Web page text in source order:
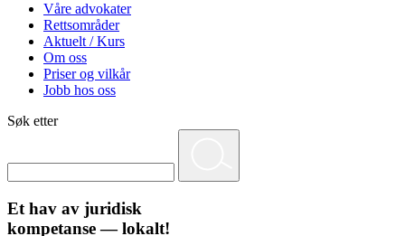
Våre advokater
Rettsområder
Aktuelt / Kurs
Om oss
Priser og vilkår
Jobb hos oss
Søk etter
Et hav av juridisk
kompetanse — lokalt!